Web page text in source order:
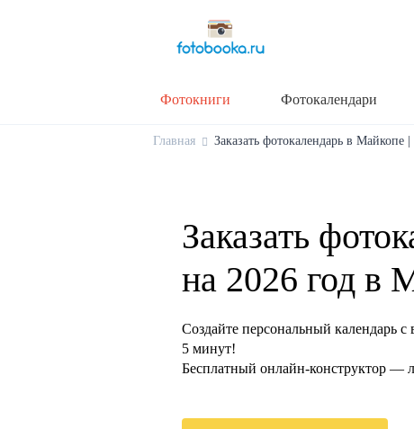
Фотокниги Фотокалендари
Главная Заказать фотокалендарь в Майкопе
Заказать
на 2026 год в
Создайте персональный календарь
5 минут!
Бесплатный онлайн-конструктор —